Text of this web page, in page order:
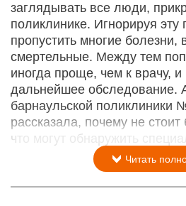
заглядывать все люди,
поликлинике. Игнорируя
пропустить многие болезни,
смертельные. Между тем
иногда проще, чем к врачу, и
дальнейшее обследование.
барнаульской поликлиники
рассказала, почему не
что могут обнаружить
Читать